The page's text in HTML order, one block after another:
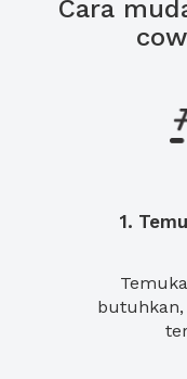
Cara
1.